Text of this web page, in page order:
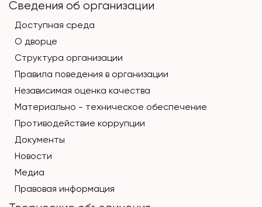
Сведения об организации
Доступная среда
О дворце
Структура организации
Правила поведения в организации
Независимая оценка качества
Материально - техническое обеспечение
Противодействие коррупции
Документы
Новости
Медиа
Правовая информация